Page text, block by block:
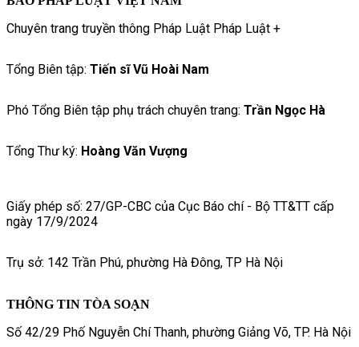
Chuyên trang truyền thông Pháp Luật Pháp Luật +
Tổng Biên tập: Tiến sĩ Vũ Hoài Nam
Phó Tổng Biên tập phụ trách chuyên trang: Trần Ngọc Hà
Tổng Thư ký: Hoàng Văn Vượng
Giấy phép số: 27/GP-CBC của Cục Báo chí - Bộ TT&TT cấp
ngày 17/9/2024
Trụ sở: 142 Trần Phú, phường Hà Đông, TP Hà Nội
THÔNG TIN TÒA SOẠN
Số 42/29 Phố Nguyễn Chí Thanh, phường Giảng Võ, TP. Hà Nội